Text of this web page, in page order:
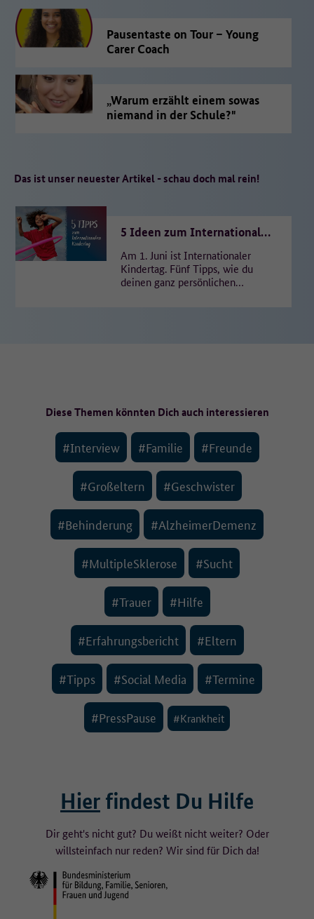
Pausentaste on Tour – Young
Carer Coach
„Warum erzählt einem sowas
niemand in der Schule?"
Das ist unser neuester Artikel - schau doch mal rein!
5 Ideen zum Internationalen
Am 1. Juni ist Internationaler
Kindertag. Fünf Tipps, wie du
deinen ganz persönlichen
Diese Themen könnten Dich auch interessieren
#Interview #Familie #Freunde
#Großeltern #Geschwister
#Behinderung #AlzheimerDemenz
#MultipleSklerose #Sucht
#Trauer #Hilfe
#Erfahrungsbericht #Eltern
#Tipps #Social Media #Termine
#PressPause #Krankheit
Hier findest Du Hilfe
Dir geht's nicht gut? Du weißt nicht weiter? Oder
willsteinfach nur reden? Wir sind für Dich da!